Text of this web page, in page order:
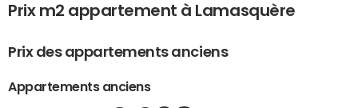
Prix m2 appartement à Lamasquère
Prix des appartements anciens
Appartements anciens